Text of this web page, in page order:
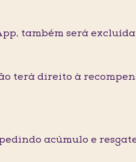
também será
terá direito à
acúmulo e